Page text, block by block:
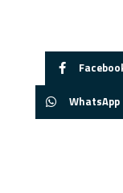
WhatsApp